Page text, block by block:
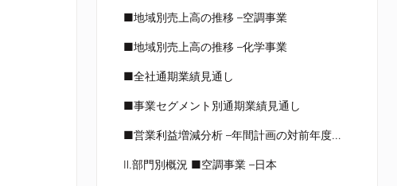
■地域別売上高の推移 –空調事業
■地域別売上高の推移 –化学事業
■全社通期業績見通し
■事業セグメント別通期業績見通し
■営業利益増減分析 –年間計画の対前年度比較
Ⅱ.部門別概況 ■空調事業 –日本